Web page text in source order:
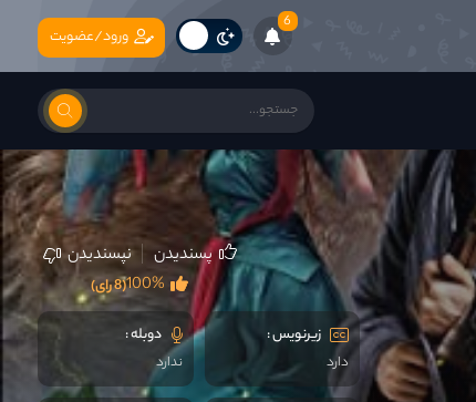
6
ورود/عضویت
پسندیدن نپسندیدن
(8 رای)100%
زیرنویس :
دارد
دوبله :
ندارد